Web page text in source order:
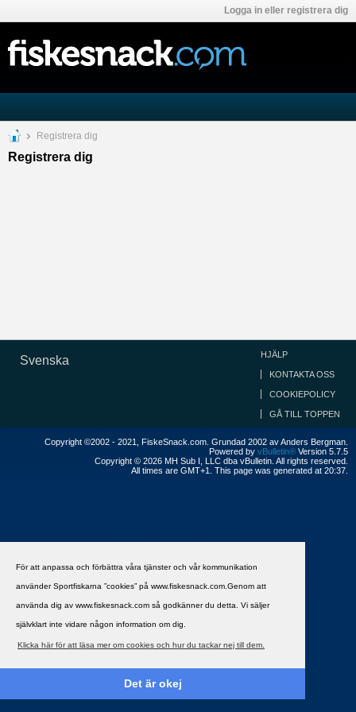
För att anpassa och förbättra våra tjänster och vår kommunikation
använder Sportfiskarna ”cookies” på www.fiskesnack.com.Genom att
använda dig av www.fiskesnack.com så godkänner du detta. Vi säljer
självklart inte vidare någon information om dig.
Klicka här för att läsa mer om cookies och hur du tackar nej till dem.
Det är okej
Logga in eller registrera dig
Registrera dig
Registrera dig
Svenska HJÄLP
KONTAKTA OSS
COOKIEPOLICY
GÅ TILL TOPPEN
Copyright ©2002 - 2021, FiskeSnack.com. Grundad 2002 av Anders Bergman.
Powered by vBulletin® Version 5.7.5
Copyright © 2026 MH Sub I, LLC dba vBulletin. All rights reserved.
All times are GMT+1. This page was generated at 20:37.